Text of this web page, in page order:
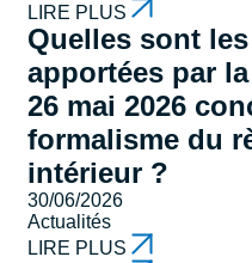
LIRE PLUS
Quelles sont
apportées par
26 mai 2026
formalisme du
intérieur ?
30/06/2026
Actualités
LIRE PLUS